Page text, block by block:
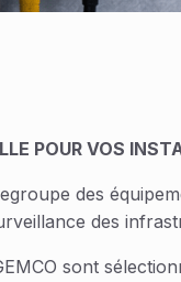
POUR VOS
des
des
sont